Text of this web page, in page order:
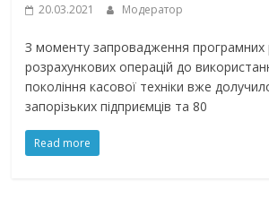
20.03.2021 Модератор
З моменту запровадження програмних
розрахункових операцій до
покоління касової техніки вже
запорізьких підприємців та 80
Read more